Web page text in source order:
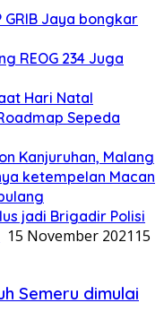
GRIB Jaya bongkar
REOG 234 Juga
Hari Natal
Sepeda
Kanjuruhan, Malang
ketempelan Macan
jadi Brigadir Polisi
15 November 2021 15
Semeru dimulai